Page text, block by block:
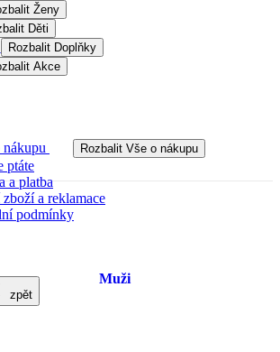
Ženy
Děti
Rozbalit Doplňky
Akce
Rozbalit Vše o nákupu
ptáte
a platba
a reklamace
podmínky
zpět
Muži